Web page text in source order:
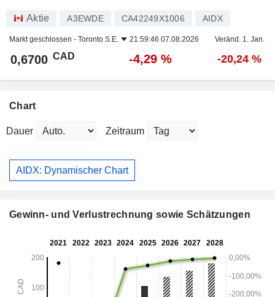
Aktie A3EWDE CA42249X1006 AIDX
Markt geschlossen - Toronto S.E. 21:59:46 07.08.2026 Veränd. 1. Jan.
0,6700 CAD -4,29 % -20,24 %
Chart
Dauer Zeitraum
AIDX: Dynamischer Chart
Gewinn- und Verlustrechnung sowie Schätzungen